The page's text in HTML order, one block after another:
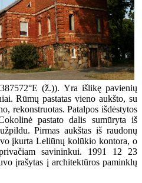
(ž.)). Yra išlikę pavienių
Rūmų pastatas vieno aukšto, su
rekonstruotas. Patalpos išdėstytos
pastato dalis sumūryta iš
Pirmas aukštas iš raudonų
įkurta Leliūnų kolūkio kontora, o
savininkui. 1991 12 23
įrašytas į architektūros paminklų